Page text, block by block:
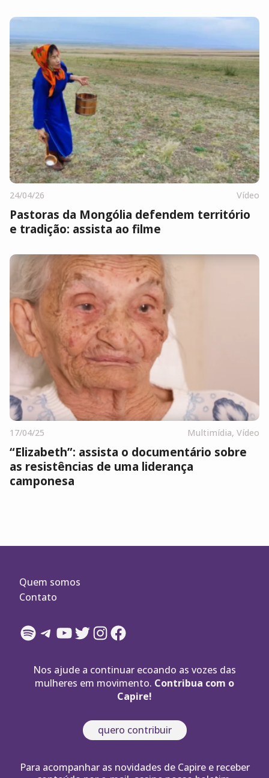
24/04/26 Vídeo
Pastoras da Mongólia defendem território
e tradição: assista ao filme
17/04/25 Multimídia, Vídeo
“Elizabeth”: assista o documentário sobre
as resistências de uma liderança
camponesa
Quem somos
Contato
Spotify
Telegram
YouTube
Twitter
Instagram
Facebook
Nos ajude a continuar ecoando as vozes das
mulheres em movimento. Contribua com o
Capire!
quero contribuir
Para acompanhar as novidades de Capire e receber